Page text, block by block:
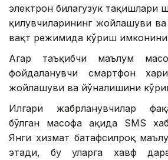
электрон билагузук тақишлари
қилувчиларининг жойлашуви
вақт режимида кўриш имконини
Агар таъқибчи маълум
фойдаланувчи смартфон
жойлашуви ва йўналишини
Илгари жабрланувчилар
бўлган масофа ҳақида SМS
Янги хизмат батафсилроқ
этади, бу уларга хавф